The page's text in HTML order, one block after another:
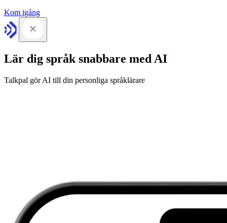
Kom igång
Lär dig språk snabbare med AI
Talkpal gör AI till din personliga språklärare